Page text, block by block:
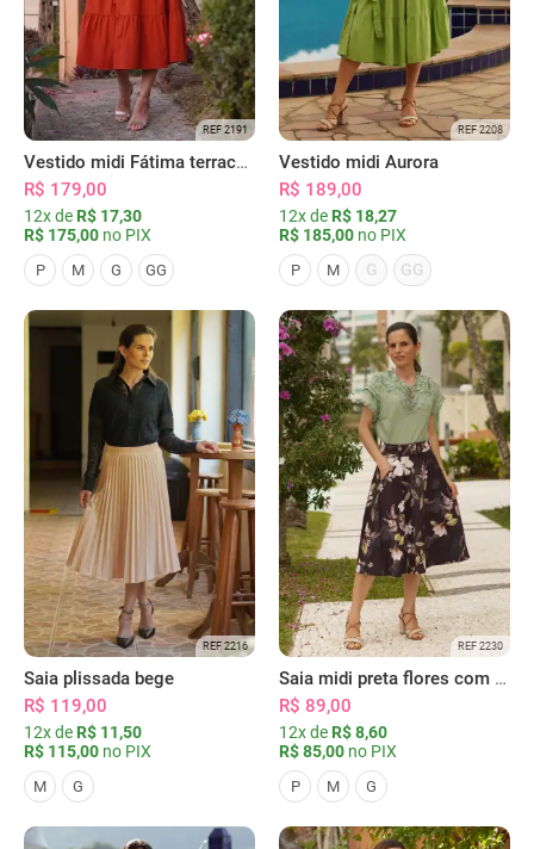
REF 2191
Vestido midi Fátima terracota
R$ 179,00
12x de R$ 17,30
R$ 175,00 no PIX
P M G GG
REF 2208
Vestido midi Aurora
R$ 189,00
12x de R$ 18,27
R$ 185,00 no PIX
P M G GG
REF 2216
Saia plissada bege
R$ 119,00
12x de R$ 11,50
R$ 115,00 no PIX
M G
REF 2230
Saia midi preta flores com bolsos
R$ 89,00
12x de R$ 8,60
R$ 85,00 no PIX
P M G